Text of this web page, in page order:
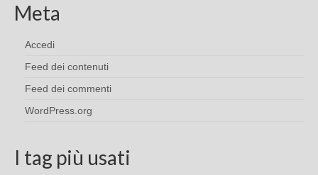
Meta
Accedi
Feed dei contenuti
Feed dei commenti
WordPress.org
I tag più usati